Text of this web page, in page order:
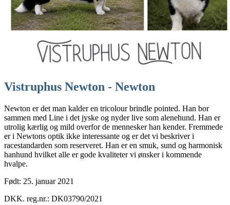
Vistruphus Newton - Newton
Newton er det man kalder en tricolour brindle pointed. Han bor
sammen med Line i det jyske og nyder live som alenehund. Han er
utrolig kærlig og mild overfor de mennesker han kender. Fremmede
er i Newtons optik ikke interessante og er det vi beskriver i
racestandarden som reserveret. Han er en smuk, sund og harmonisk
hanhund hvilket alle er gode kvaliteter vi ønsker i kommende
hvalpe.
Født: 25. januar 2021
DKK. reg.nr.: DK03790/2021